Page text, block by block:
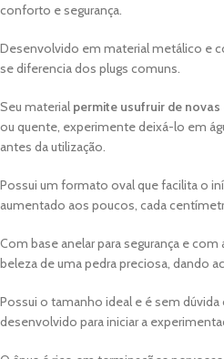
conforto e segurança.
Desenvolvido em material metálico e
se diferencia dos plugs comuns.
Seu material permite usufruir de novas
ou quente, experimente deixá-lo em
antes da utilização.
Possui um formato oval que facilita o
aumentado aos poucos, cada
Com base anelar para segurança e
beleza de uma pedra preciosa, dando
Possui o tamanho ideal e é sem
desenvolvido para iniciar a